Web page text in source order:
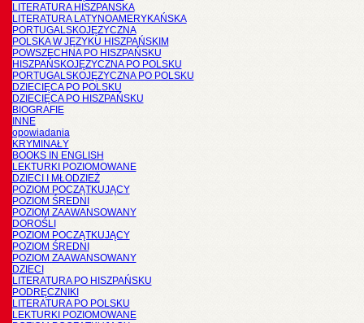
LITERATURA HISZPANSKA
LITERATURA LATYNOAMERYKAŃSKA
PORTUGALSKOJĘZYCZNA
POLSKA W JĘZYKU HISZPAŃSKIM
POWSZECHNA PO HISZPAŃSKU
HISZPAŃSKOJĘZYCZNA PO POLSKU
PORTUGALSKOJĘZYCZNA PO POLSKU
DZIECIĘCA PO POLSKU
DZIECIĘCA PO HISZPAŃSKU
BIOGRAFIE
INNE
opowiadania
KRYMINAŁY
BOOKS IN ENGLISH
LEKTURKI POZIOMOWANE
DZIECI I MŁODZIEŻ
POZIOM POCZĄTKUJĄCY
POZIOM ŚREDNI
POZIOM ZAAWANSOWANY
DOROŚLI
POZIOM POCZĄTKUJĄCY
POZIOM ŚREDNI
POZIOM ZAAWANSOWANY
DZIECI
LITERATURA PO HISZPAŃSKU
PODRĘCZNIKI
LITERATURA PO POLSKU
LEKTURKI POZIOMOWANE